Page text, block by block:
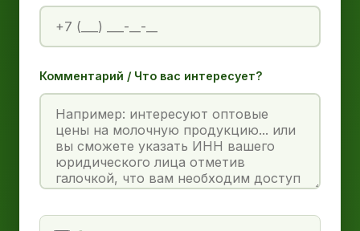
Комментарий / Что вас интересует?